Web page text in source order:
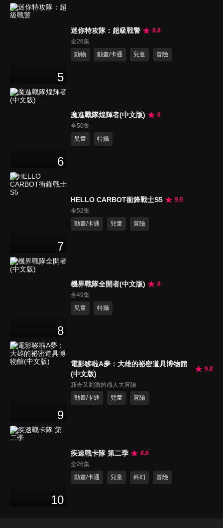
5
迷你特攻隊：超級戰警
8.8
全26集
動物
動畫/卡通 兒童 冒險
6
魔進戰隊煌輝者(中文版)
8
全50集
兒童
特攝
7
HELLO CARBOT衝鋒戰士S5
9.5
全52集
動畫/卡通
兒童 冒險
8
機界戰隊全開者(中文版)
8
全49集
兒童
特攝
9
電影哆啦A夢：大雄的祕密道具博物館
(中文版)
9.8
新奇又刺激的感人大冒險
動畫/卡通
兒童 冒險
10
疾速戰卡隊 第二季
8.8
全26集
動畫/卡通
兒童 科幻 冒險